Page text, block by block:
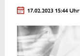
17.02.2023 15:44 Uhr